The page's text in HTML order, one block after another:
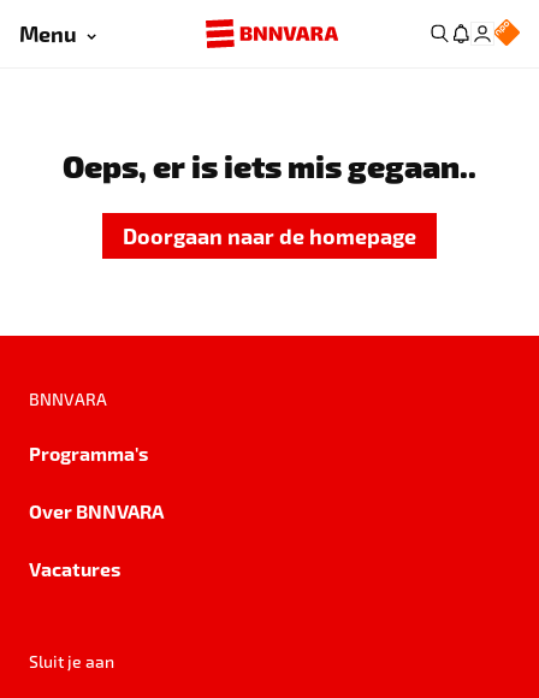
Menu
Oeps, er is iets mis gegaan..
Doorgaan naar de homepage
BNNVARA
Programma's
Over BNNVARA
Vacatures
Sluit je aan